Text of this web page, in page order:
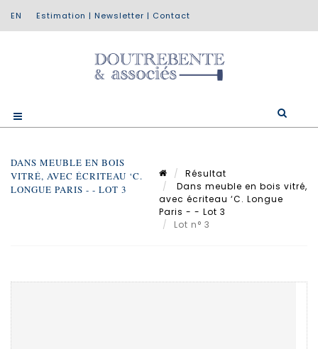
Estimation | Newsletter | Contact
DANS MEUBLE EN BOIS
VITRÉ, AVEC ÉCRITEAU ‘C.
LONGUE PARIS - - LOT 3
Résultat
Dans meuble en bois vitré,
avec écriteau ‘C. Longue
Paris - - Lot 3
Lot n° 3